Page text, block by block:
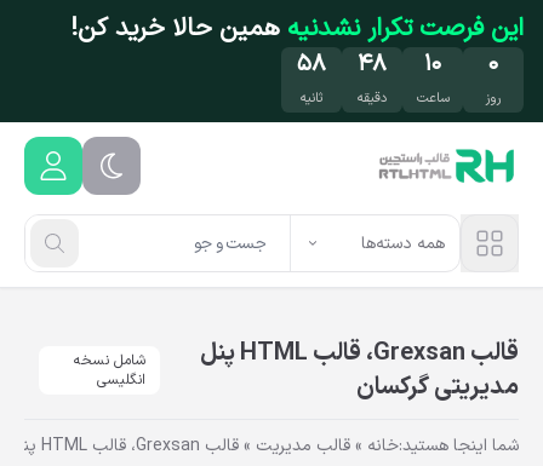
رفتن به محتوای اصلی
این فرصت تکرار نشدنیه همین حالا خرید کن!
۰
روز
۱۰
ساعت
۴۸
دقیقه
۵۸
ثانیه
همه دسته‌ها
قالب Grexsan، قالب HTML پنل
مدیریتی گرکسان
شامل نسخه
انگلیسی
شما اینجا هستید:خانه »قالب مدیریت »قالب Grexsan، قالب HTML پنل مدیریتی گرکسان